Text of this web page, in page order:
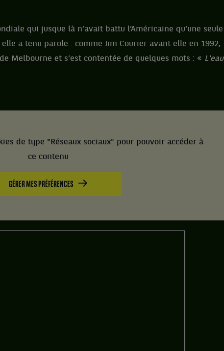
qui jusque là n’avait battu l’Américaine qu’une seule
a tenu parole : comme Jim Courier avant elle en 1992,
Melbourne et s’est contentée de quelques mots : « L'eau
de type "Réseaux sociaux" pour pouvoir accéder à
ce contenu
GÉRER MES PRÉFÉRENCES